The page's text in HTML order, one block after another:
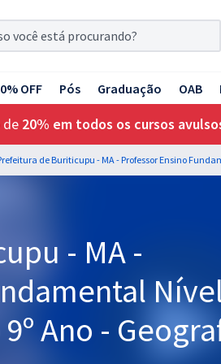
OFF Pós Graduação OAB
de 20% em todos os cursos
- MA -
Ano -